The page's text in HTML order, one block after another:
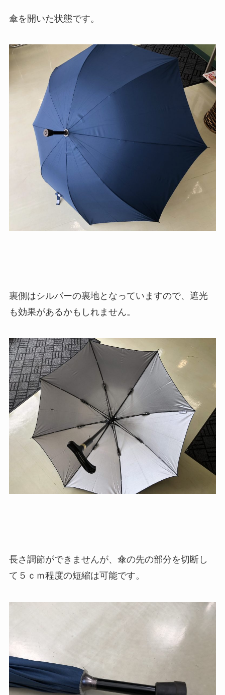
傘を開いた状態です。
裏側はシルバーの裏地となっていますので、遮光
も効果があるかもしれません。
長さ調節ができませんが、傘の先の部分を切断し
て５ｃｍ程度の短縮は可能です。